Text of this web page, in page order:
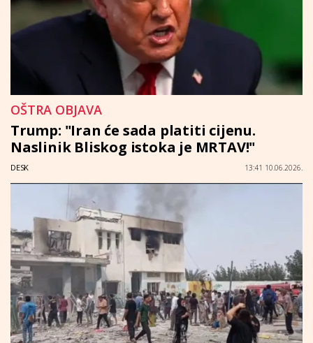
OŠTRA OBJAVA
Trump: "Iran će sada platiti cijenu.
Naslinik Bliskog istoka je MRTAV!"
DESK 13:41 10.06.2026.